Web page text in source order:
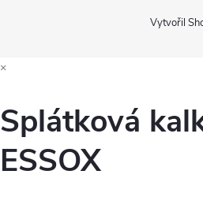
Vytvořil
×
Splátková
ESSOX